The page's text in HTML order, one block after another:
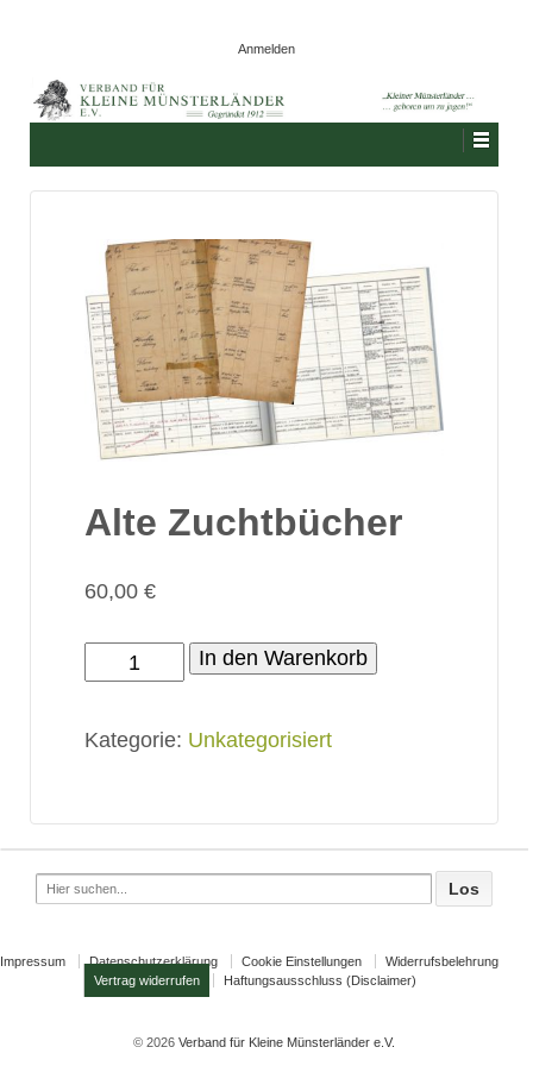
Anmelden
Alte Zuchtbücher
60,00 €
Zuchtbücher
In den Warenkorb
Kategorie: Unkategorisiert
Search
Impressum Datenschutzerklärung Cookie Einstellungen
Widerrufsbelehrung
Vertrag widerrufen
Haftungsausschluss (Disclaimer)
© 2026Verband für Kleine Münsterländer e.V.